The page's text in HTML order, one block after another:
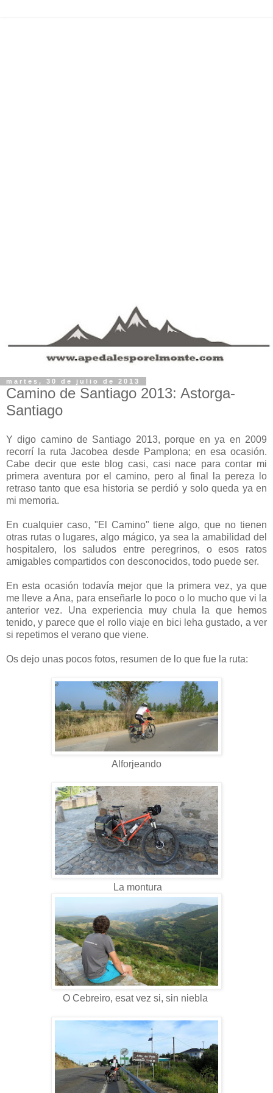
martes, 30 de julio de 2013
Camino de Santiago 2013: Astorga-
Santiago
Y digo camino de Santiago 2013, porque en ya en 2009
recorrí la ruta Jacobea desde Pamplona; en esa ocasión.
Cabe decir que este blog casi, casi nace para contar mi
primera aventura por el camino, pero al final la pereza lo
retraso tanto que esa historia se perdió y solo queda ya en
mi memoria.
En cualquier caso, "El Camino" tiene algo, que no tienen
otras rutas o lugares, algo mágico, ya sea la amabilidad del
hospitalero, los saludos entre peregrinos, o esos ratos
amigables compartidos con desconocidos, todo puede ser.
En esta ocasión todavía mejor que la primera vez, ya que
me lleve a Ana, para enseñarle lo poco o lo mucho que vi la
anterior vez. Una experiencia muy chula la que hemos
tenido, y parece que el rollo viaje en bici leha gustado, a ver
si repetimos el verano que viene.
Os dejo unas pocos fotos, resumen de lo que fue la ruta:
Alforjeando
La montura
O Cebreiro, esat vez si, sin niebla